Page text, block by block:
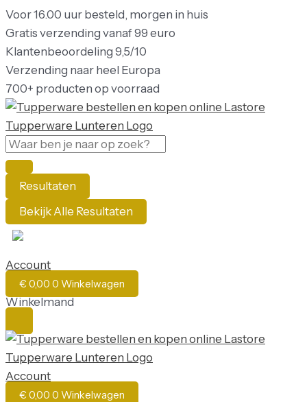
Ga
naar
de
inhoud
Voor16.00 uur besteld, morgen in huis
Gratis verzending vanaf99 euro
Klantenbeoordeling 9,5/10
Verzending naar heel Europa
700+ producten op voorraad
Search
...
Resultaten
Bekijk Alle Resultaten
Account
€ 0,00 0 Winkelwagen
Winkelmand
Account
€ 0,00 0 Winkelwagen
Search
...
Oorspronkelijke
was:
€ 89,90.
Huidige
is:
€ 84,90.
Tupperware
UltraPro Terrine
1,8
l
aantal